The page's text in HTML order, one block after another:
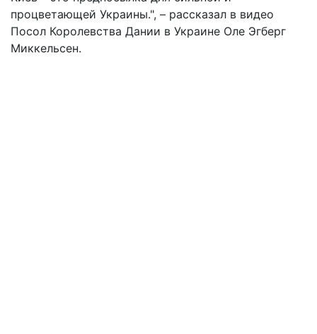
процветающей Украины.", – рассказал в видео
Посол Королевства Дании в Украине Оле Эгберг
Миккельсен.